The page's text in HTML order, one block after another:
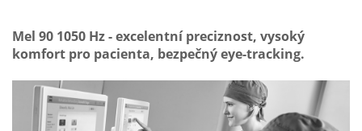
Mel 90 1050 Hz - excelentní preciznost, vysoký
komfort pro pacienta, bezpečný eye-tracking.